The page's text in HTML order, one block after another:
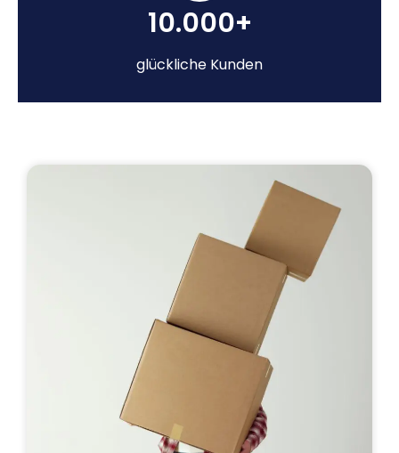
10.000+
glückliche Kunden